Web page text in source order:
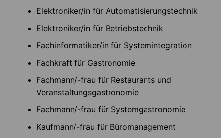
Elektroniker/in für Automatisierungstechnik
Elektroniker/in für Betriebstechnik
Fachinformatiker/in für Systemintegration
Fachkraft für Gastronomie
Fachmann/-frau für Restaurants und
Veranstaltungsgastronomie
Fachmann/-frau für Systemgastronomie
Kaufmann/-frau für Büromanagement